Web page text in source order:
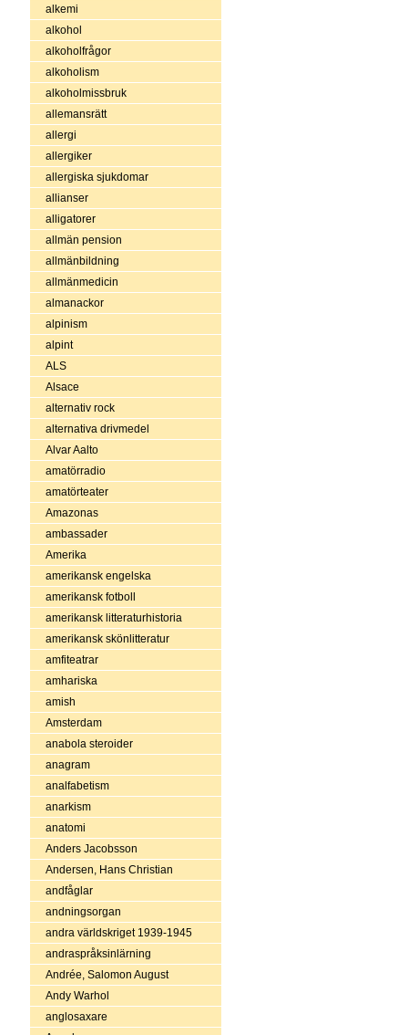
alkemi
alkohol
alkoholfrågor
alkoholism
alkoholmissbruk
allemansrätt
allergi
allergiker
allergiska sjukdomar
allianser
alligatorer
allmän pension
allmänbildning
allmänmedicin
almanackor
alpinism
alpint
ALS
Alsace
alternativ rock
alternativa drivmedel
Alvar Aalto
amatörradio
amatörteater
Amazonas
ambassader
Amerika
amerikansk engelska
amerikansk fotboll
amerikansk litteraturhistoria
amerikansk skönlitteratur
amfiteatrar
amhariska
amish
Amsterdam
anabola steroider
anagram
analfabetism
anarkism
anatomi
Anders Jacobsson
Andersen, Hans Christian
andfåglar
andningsorgan
andra världskriget 1939-1945
andraspråksinlärning
Andrée, Salomon August
Andy Warhol
anglosaxare